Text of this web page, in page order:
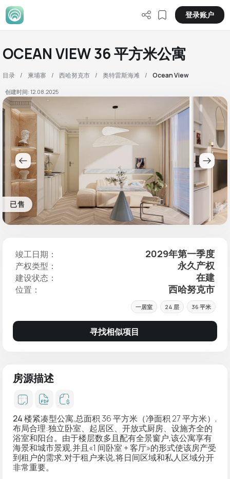
登录账户
OCEAN VIEW 36 平方米公寓
目录 柬埔寨 西哈努克市 奥特雷斯海滩 Ocean View
创建时间: 12.08.2025
已售
竣工日期： 2029年第一季度
产权类型： 永久产权
建设状态： 在建
位置： 西哈努克市
一居室 24 层 36 平米
寻找相似项目
房源描述
24 楼紧凑型公寓,总面积 36 平方米（净面积 27 平方米）,
布局合理:独立卧室、起居区、开放式厨房、设施齐全的
浴室和阳台。由于楼层数多且配有全景窗户,该公寓享有
海景和城市景观,并且«1 间卧室 + 客厅»的形式使该房产受
到租户的需求,对于租户来说,将日间区域和私人区域分开
非常重要。